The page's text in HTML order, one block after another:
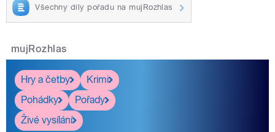
pause
Všechny díly pořadu na mujRozhlas
mujRozhlas
Hry a četby
Krimi
Pohádky
Pořady
Živé vysílání